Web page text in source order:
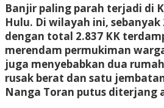
Banjir paling parah terjadi di
Hulu. Di wilayah ini,
dengan total 2.837 KK
merendam permukiman
juga menyebabkan dua
rusak berat dan satu
Nanga Toran putus diterjang